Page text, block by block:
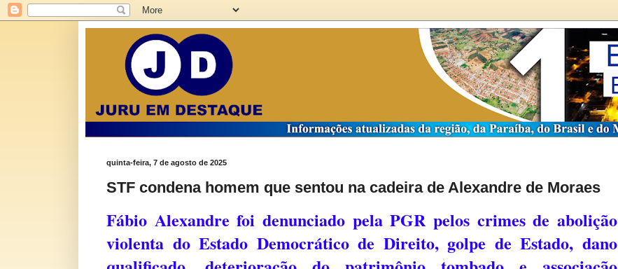
quinta-feira, 7 de agosto de 2025
STF condena homem que sentou na cadeira de Alexandre de Moraes
Fábio Alexandre foi denunciado pela PGR pelos crimes de abolição
violenta do Estado Democrático de Direito, golpe de Estado, dano